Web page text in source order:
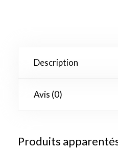
Description
Avis (0)
Produits